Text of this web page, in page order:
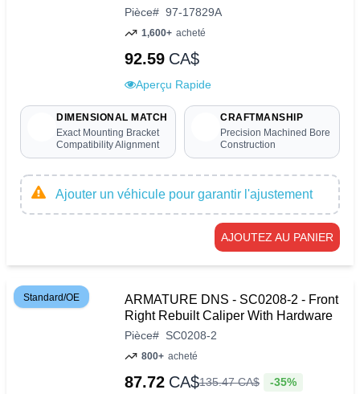
Pièce# 97-17829A
1,600+ acheté
92.59 CA$
Aperçu Rapide
DIMENSIONAL MATCH
Exact Mounting Bracket
Compatibility Alignment
CRAFTMANSHIP
Precision Machined Bore
Construction
Ajouter un véhicule pour garantir l'ajustement
AJOUTEZ AU PANIER
Standard/OE
ARMATURE DNS - SC0208-2 - Front
Right Rebuilt Caliper With Hardware
Pièce# SC0208-2
800+ acheté
87.72 CA$135.47CA$ -35%